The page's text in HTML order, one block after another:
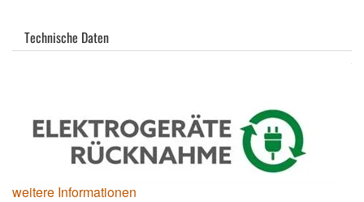
Technische Daten
weitere Informationen